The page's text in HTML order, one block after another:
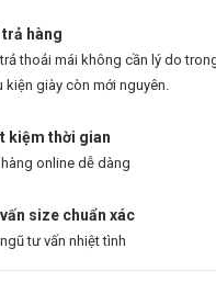
hàng
thoải mái không cần lý do
kiện giày còn mới nguyên.
kiệm thời gian
online dễ dàng
size chuẩn xác
tư vấn nhiệt tình